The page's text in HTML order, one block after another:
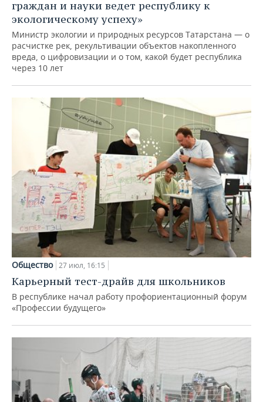
граждан и науки ведет республику к
экологическому успеху»
Министр экологии и природных ресурсов Татарстана — о
расчистке рек, рекультивации объектов накопленного
вреда, о цифровизации и о том, какой будет республика
через 10 лет
Общество 27 июл, 16:15
Карьерный тест-драйв для школьников
В республике начал работу профориентационный форум
«Профессии будущего»